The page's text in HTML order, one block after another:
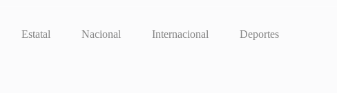
Estatal Nacional Internacional Deportes